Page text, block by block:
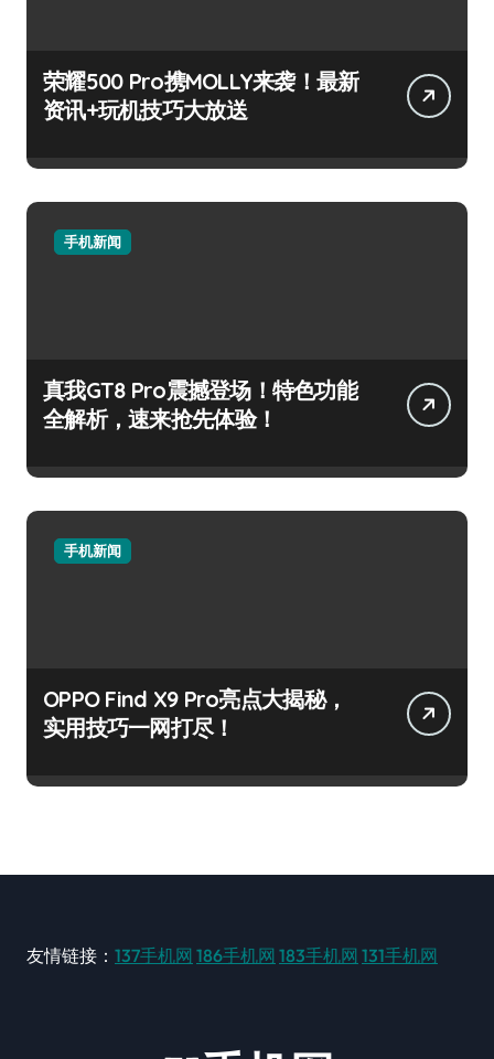
荣耀500 Pro携MOLLY来袭！最新
资讯+玩机技巧大放送
手机新闻
真我GT8 Pro震撼登场！特色功能
全解析，速来抢先体验！
手机新闻
OPPO Find X9 Pro亮点大揭秘，
实用技巧一网打尽！
友情链接： 137手机网 186手机网 183手机网 131手机网